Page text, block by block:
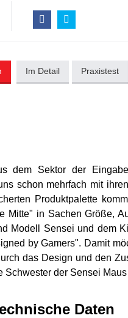
Im Detail Praxistest
dem Sektor der
schon mehrfach mit
Produktpalette
Mitte" in Sachen Größe,
Modell Sensei und dem
by Gamers". Damit
das Design und den
der Sensei
Daten